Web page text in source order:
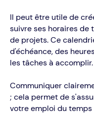
Il peut être utile de
suivre ses horaires de
de projets. Ce
d'échéance, des
les tâches à accomplir.
Communiquer
; cela permet de
votre emploi du